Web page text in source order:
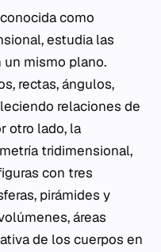
como
estudia las
mismo plano.
rectas, ángulos,
relaciones de
otro lado, la
tridimensional,
con tres
pirámides y
áreas
de los cuerpos en